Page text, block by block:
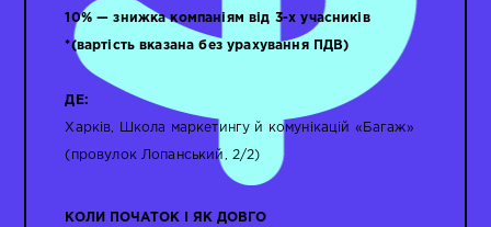
10% — знижка компаніям від 3-х учасників
*(вартість вказана без урахування ПДВ)
ДЕ:
Харків, Школа маркетингу й комунікацій «Багаж»
(провулок Лопанський, 2/2)
КОЛИ ПОЧАТОК І ЯК ДОВГО